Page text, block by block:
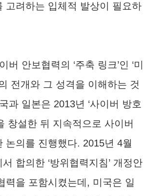
고려하는 입체적 발상이 필요하
버 안보협력의 ‘주축 링크’인 ‘미
전개와 그 성격을 이해하는 것
과 일본은 2013년 ‘사이버 방호
창설한 뒤 지속적으로 사이버
논의를 진행했다. 2015년 4월
합의한 ‘방위협력지침’ 개정안
력을 포함시켰는데, 미국은 일